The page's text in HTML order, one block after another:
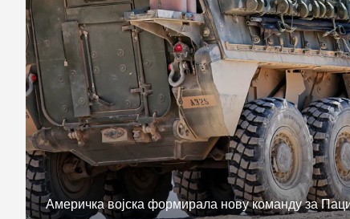
Америчка војска формирала нову команду за